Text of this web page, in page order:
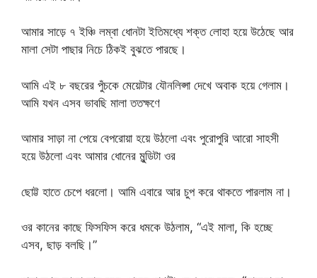
আমার সাড়ে ৭ ইঞ্চি লম্বা ধোনটা ইতিমধ্যে শক্ত লোহা হয়ে উঠেছে আর
মালা সেটা পাছার নিচে ঠিকই বুঝতে পারছে।
আমি এই ৮ বছরের পুঁচকে মেয়েটার যৌনলিপ্সা দেখে অবাক হয়ে গেলাম।
আমি যখন এসব ভাবছি মালা ততক্ষণে
আমার সাড়া না পেয়ে বেপরোয়া হয়ে উঠলো এবং পুরোপুরি আরো সাহসী
হয়ে উঠলো এবং আমার ধোনের মুন্ডিটা ওর
ছোট্ট হাতে চেপে ধরলো। আমি এবারে আর চুপ করে থাকতে পারলাম না।
ওর কানের কাছে ফিসফিস করে ধমকে উঠলাম, “এই মালা, কি হচ্ছে
এসব, ছাড় বলছি।”